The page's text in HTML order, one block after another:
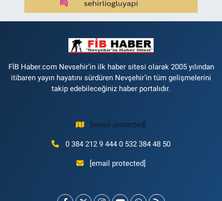
FİB Haber.com Nevsehir'in ilk haber sitesi olarak 2005 yılından
itibaren yayın hayatını sürdüren Nevşehir'in tüm gelişmelerini
takip edebileceğiniz haber portalıdır.
[email protected]
0 384 212 9 444 0 532 384 48 50
[email protected]